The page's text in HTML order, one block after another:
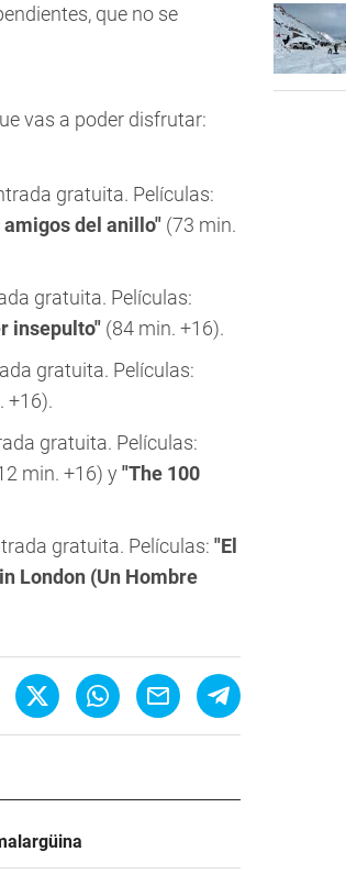
que no se
vas a poder disfrutar:
gratuita. Películas:
amigos del anillo" (73 min.
gratuita. Películas:
insepulto" (84 min. +16).
gratuita. Películas:
+16).
gratuita. Películas:
min. +16) y "The 100
gratuita. Películas: "El
London (Un Hombre